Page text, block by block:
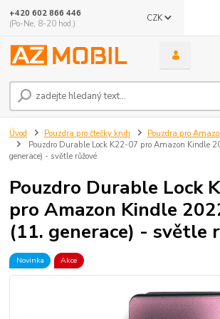
CZK
+420 602 866 446
(Po-Ne, 8-20 hod.)
Úvod Pouzdra pro čtečky knih
Pouzdra pro
Pouzdro Durable Lock K22-07 pro Amazon Kindle
generace) - světle růžové
Pouzdro Durable Lock
pro Amazon Kindle
(11. generace) - světle
Novinka Akce